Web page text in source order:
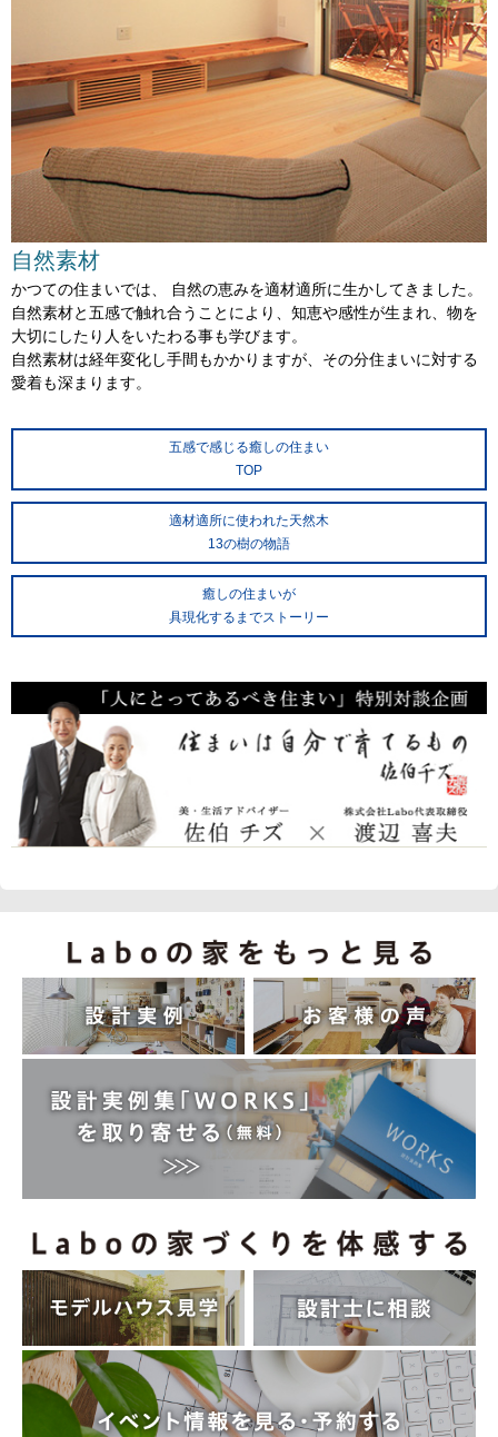
自然素材
かつての住まいでは、
自然の恵みを適材適所に生かしてきました。
自然素材と五感で触れ合うことにより、 知恵や感性が生まれ、物を
大切にしたり 人をいたわる事も学びます。
自然素材は経年変化し手間もかかりますが、 その分住まいに対する
愛着も深まります。
五感で感じる癒しの住まい
TOP
適材適所に使われた天然木
13の樹の物語
癒しの住まいが
具現化するまでストーリー